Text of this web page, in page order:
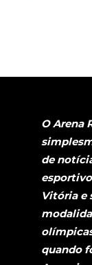
O Arena
de
Vitória e
quando